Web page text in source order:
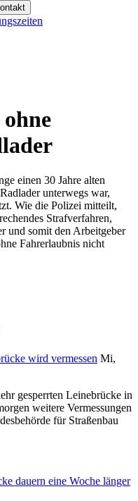
einen 30 Jahre alten
unterwegs war,
Wie die Polizei mitteilt,
Strafverfahren,
und somit den Arbeitgeber
Fahrerlaubnis nicht
wird vermessen Mi,
gesperrten Leinebrücke in
weitere Vermessungen
für Straßenbau
dauern eine Woche länger